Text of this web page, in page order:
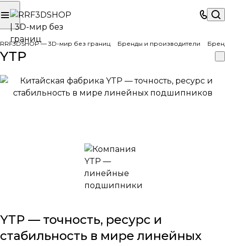
RRF3DSHOP — 3D-мир без границ Бренды и производители
YTP
YTP — точность, ресурс и
стабильность в мире линейных